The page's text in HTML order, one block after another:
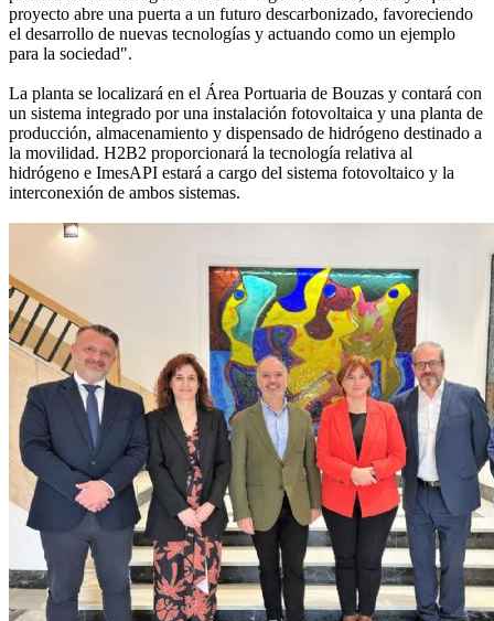
proyecto abre una puerta a un futuro descarbonizado, favoreciendo
el desarrollo de nuevas tecnologías y actuando como un ejemplo
para la sociedad".
La planta se localizará en el Área Portuaria de Bouzas y contará con
un sistema integrado por una instalación fotovoltaica y una planta de
producción, almacenamiento y dispensado de hidrógeno destinado a
la movilidad. H2B2 proporcionará la tecnología relativa al
hidrógeno e ImesAPI estará a cargo del sistema fotovoltaico y la
interconexión de ambos sistemas.